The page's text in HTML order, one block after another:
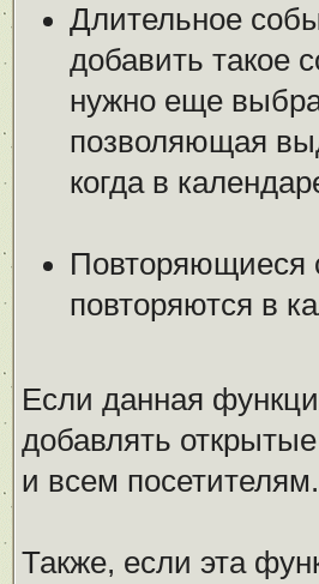
Длительное
добавить такое
нужно еще
позволяющая
когда в
Повторяющиеся
повторяются в
Если данная
добавлять
и всем посетителям.
Также, если эта